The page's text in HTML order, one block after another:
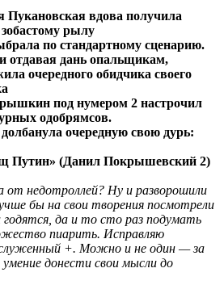
Пукановская вдова получила
рылу
по стандартному сценарию.
отдавая дань опальщикам,
очередного обидчика своего
под нумером 2 настрочил
одобрямсов.
очередную свою дурь:
Путин» (Данил Покрышевский 2)
от недотроллей? Ну и разворошили
бы на свои творения посмотрели
да и то сто раз подумать
пиарить. Исправляю
+. Можно и не один — за
донести свои мысли до